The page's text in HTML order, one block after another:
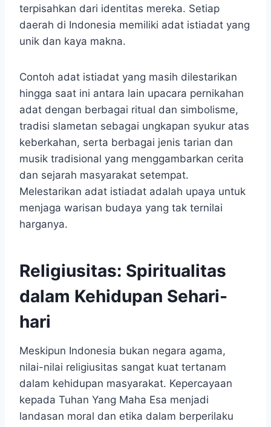
terpisahkan dari identitas mereka. Setiap
daerah di Indonesia memiliki adat istiadat yang
unik dan kaya makna.
Contoh adat istiadat yang masih dilestarikan
hingga saat ini antara lain upacara pernikahan
adat dengan berbagai ritual dan simbolisme,
tradisi slametan sebagai ungkapan syukur atas
keberkahan, serta berbagai jenis tarian dan
musik tradisional yang menggambarkan cerita
dan sejarah masyarakat setempat.
Melestarikan adat istiadat adalah upaya untuk
menjaga warisan budaya yang tak ternilai
harganya.
Religiusitas: Spiritualitas
dalam Kehidupan Sehari-
hari
Meskipun Indonesia bukan negara agama,
nilai-nilai religiusitas sangat kuat tertanam
dalam kehidupan masyarakat. Kepercayaan
kepada Tuhan Yang Maha Esa menjadi
landasan moral dan etika dalam berperilaku